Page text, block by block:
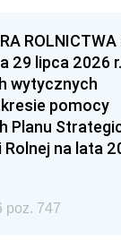
ROLNICTWA
29 lipca 2026
wytycznych
pomocy
Planu
na lata
poz. 747